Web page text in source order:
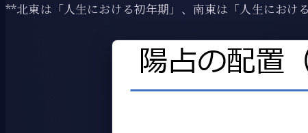
**北東は「人生における初年期」、南東は「人生におけ